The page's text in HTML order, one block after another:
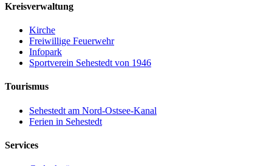
Kreisverwaltung
Kirche
Freiwillige Feuerwehr
Infopark
Sportverein Sehestedt von 1946
Tourismus
Sehestedt am Nord-Ostsee-Kanal
Ferien in Sehestedt
Services